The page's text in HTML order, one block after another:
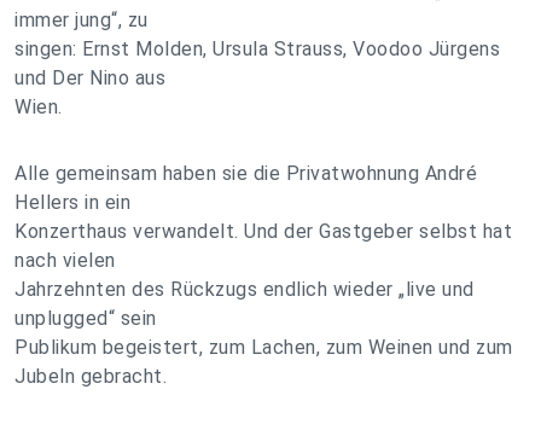
immer jung“, zu
singen: Ernst Molden, Ursula Strauss, Voodoo Jürgens
und Der Nino aus
Wien.
Alle gemeinsam haben sie die Privatwohnung André
Hellers in ein
Konzerthaus verwandelt. Und der Gastgeber selbst hat
nach vielen
Jahrzehnten des Rückzugs endlich wieder „live und
unplugged“ sein
Publikum begeistert, zum Lachen, zum Weinen und zum
Jubeln gebracht.